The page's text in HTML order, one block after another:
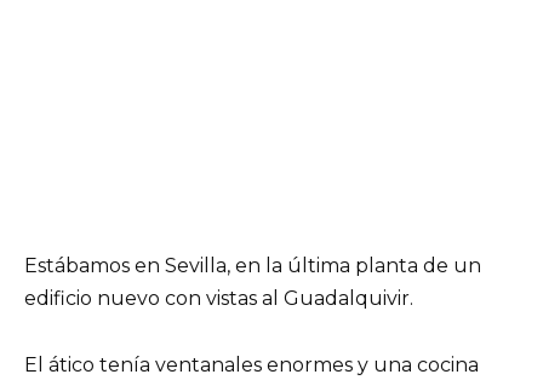
Estábamos en Sevilla, en la última planta de un
edificio nuevo con vistas al Guadalquivir.
El ático tenía ventanales enormes y una cocina